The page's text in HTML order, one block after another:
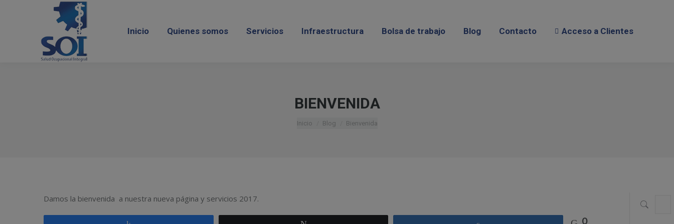
Inicio Quienes somos Servicios Infraestructura Bolsa de trabajo Blog Contacto Acceso a Clientes
BIENVENIDA
Estás aquí:
Inicio Blog Bienvenida
Damos la bienvenida a nuestra nueva página y servicios 2017.
0